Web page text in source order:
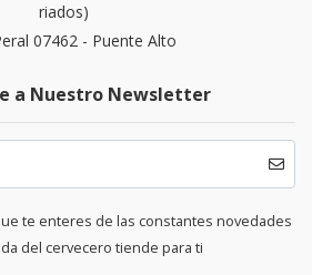
riados)
07462 - Puente Alto
a Nuestro Newsletter
te enteres de las constantes novedades
del cervecero tiende para ti